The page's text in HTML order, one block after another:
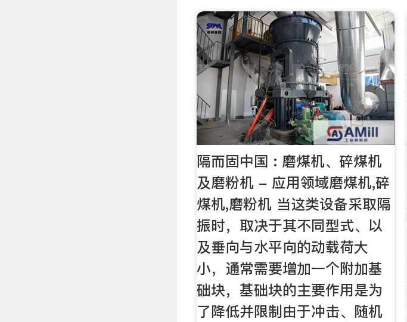
隔而固中国 : 磨煤机、碎煤机
及磨粉机 - 应用领域磨煤机,碎
煤机,磨粉机 当这类设备采取隔
振时，取决于其不同型式、以
及垂向与水平向的动载荷大
小，通常需要增加一个附加基
础块，基础块的主要作用是为
了降低并限制由于冲击、随机